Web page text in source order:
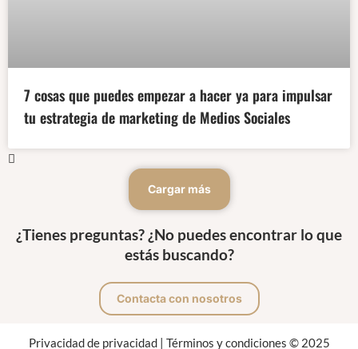
7 cosas que puedes empezar a hacer ya para impulsar
tu estrategia de marketing de Medios Sociales
Cargar más
¿Tienes preguntas? ¿No puedes encontrar lo que
estás buscando?
Contacta con nosotros
Privacidad de privacidad| Términos y condiciones © 2025